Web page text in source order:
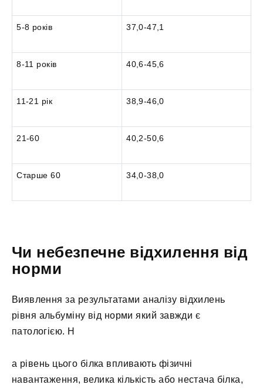
5-8 років 37,0-47,1
8-11 років 40,6-45,6
11-21 рік 38,9-46,0
21-60 40,2-50,6
Старше 60 34,0-38,0
Чи небезпечне відхилення від
норми
Виявлення за результатами аналізу відхилень
рівня альбуміну від норми який завжди є
патологією. Н
а рівень цього білка впливають фізичні
навантаження, велика кількість або нестача білка,